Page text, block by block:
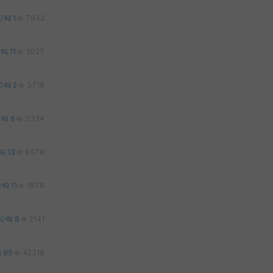
1 7642
11 3027
2 3719
6 3334
13 8678
11 1878
0 8 2141
85 42319